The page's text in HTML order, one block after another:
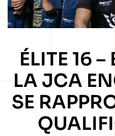
ÉLITE 16
LA JCA
SE